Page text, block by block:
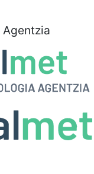
Agentzia